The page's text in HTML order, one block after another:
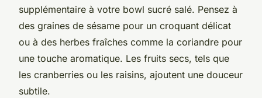
supplémentaire à votre bowl sucré salé. Pensez à
des graines de sésame pour un croquant délicat
ou à des herbes fraîches comme la coriandre pour
une touche aromatique. Les fruits secs, tels que
les cranberries ou les raisins, ajoutent une douceur
subtile.